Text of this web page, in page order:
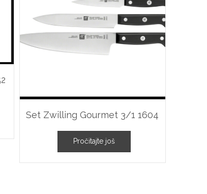
Set Zwilling Gourmet 3/1 1604
Pročitajte još